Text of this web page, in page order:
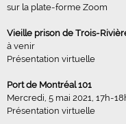
sur la plate-forme Zoom
Vieille prison de Trois-
à venir
Présentation virtuelle
Port de Montréal 101
Mercredi, 5 mai 2021, 17h-
Présentation virtuelle